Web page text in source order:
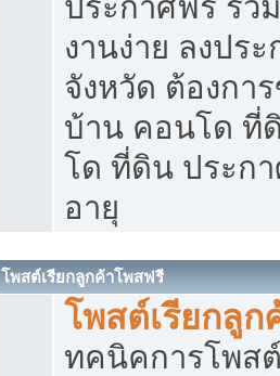
ประกาศฟรี รว
งานง่าย ลงปร
จังหวัด ต้องกา
บ้าน คอนโด ที่
โด ที่ดิน ประก
อายุ
โพสต์เรียกลูกค้าโพสฟรี
โพสต์เรียกลูก
ทคนิคการโพส